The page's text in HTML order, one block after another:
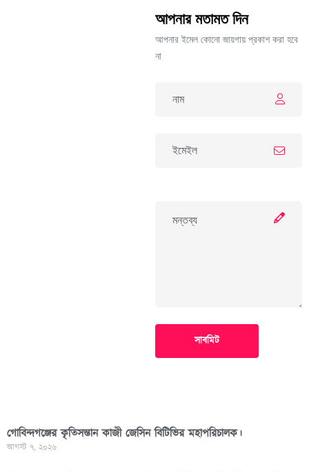
আপনার মতামত দিন
আপনার ইমেল কোনো জায়গায় প্রকাশ করা হবে
না
সাবমিট
গোবিন্দগঞ্জের কৃতিসন্তান কাজী জেসিন বিটিভির মহাপরিচালক।
আগস্ট ৭, ২০২৬